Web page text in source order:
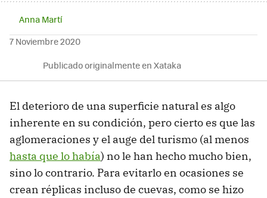
Anna Martí
7 Noviembre 2020
Publicado originalmente en Xataka
El deterioro de una superficie natural es algo
inherente en su condición, pero cierto es que las
aglomeraciones y el auge del turismo (al menos
hasta que lo había) no le han hecho mucho bien,
sino lo contrario. Para evitarlo en ocasiones se
crean réplicas incluso de cuevas, como se hizo